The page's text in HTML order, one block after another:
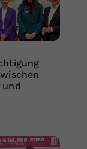
und